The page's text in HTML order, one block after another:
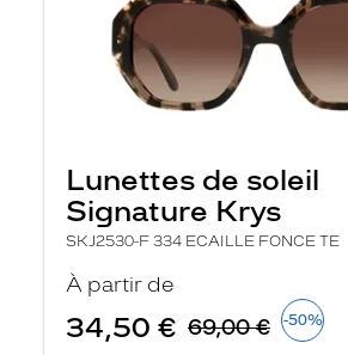
Lunettes de soleil
Signature Krys
SKJ2530-F 334 ECAILLE FONCE TE
À partir de
34,50 € 69,00 € -50%